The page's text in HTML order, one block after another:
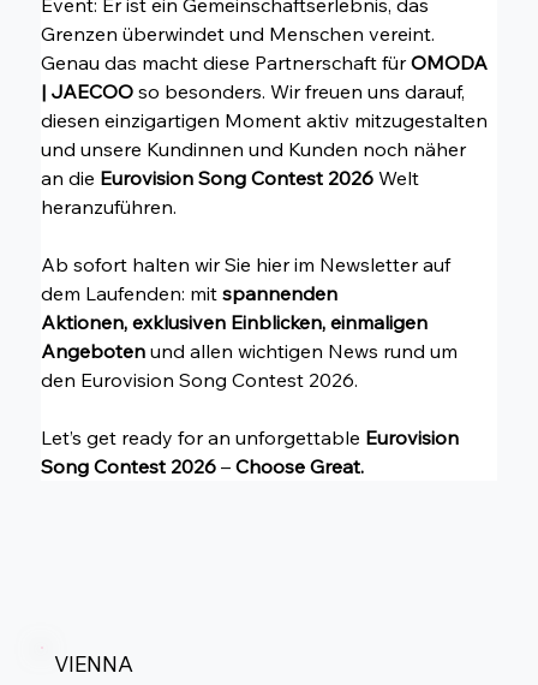
Event: Er ist ein Gemeinschaftserlebnis, das
Grenzen überwindet und Menschen vereint.
Genau das macht diese Partnerschaft für OMODA
| JAECOO so besonders. Wir freuen uns darauf,
diesen einzigartigen Moment aktiv mitzugestalten
und unsere Kundinnen und Kunden noch näher
an die Eurovision Song Contest 2026 Welt
heranzuführen.
Ab sofort halten wir Sie hier im Newsletter auf
dem Laufenden: mit spannenden
Aktionen, exklusiven Einblicken, einmaligen
Angeboten und allen wichtigen News rund um
den Eurovision Song Contest 2026.
Let’s get ready for an unforgettable Eurovision
Song Contest 2026 – Choose Great.
VIENNA